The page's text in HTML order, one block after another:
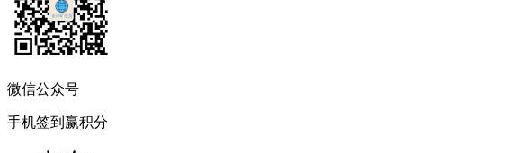
微信公众号
手机签到赢积分